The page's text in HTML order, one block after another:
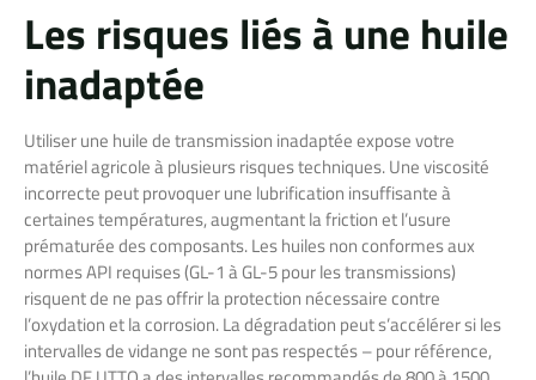
Les risques liés à une huile
inadaptée
Utiliser une huile de transmission inadaptée expose votre
matériel agricole à plusieurs risques techniques. Une viscosité
incorrecte peut provoquer une lubrification insuffisante à
certaines températures, augmentant la friction et l’usure
prématurée des composants. Les huiles non conformes aux
normes API requises (GL-1 à GL-5 pour les transmissions)
risquent de ne pas offrir la protection nécessaire contre
l’oxydation et la corrosion. La dégradation peut s’accélérer si les
intervalles de vidange ne sont pas respectés – pour référence,